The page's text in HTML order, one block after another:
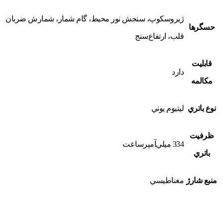
حسگرها
ژيروسکوپ، سنجش نور محيط، گام شمار، شمارش ضربان
قلب، ارتفاع‌سنج
قابليت
مکالمه
دارد
نوع باتري ليتيوم يوني
ظرفيت
باتري
334 ميلي‌آمپرساعت
منبع شارژ مغناطيسي